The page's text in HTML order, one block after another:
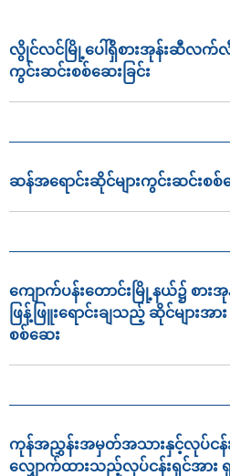
လွိုင်လင်မြို့ပေါ်ရှိစားအုန်းဆီလက်လီ
ကွင်းဆင်းစစ်ဆေးခြင်း
ဆန်အရောင်းဆိုင်များကွင်းဆင်းစစ်ဆ
ကျောက်ပန်းတောင်းမြို့နယ်၌ စ
ဖြန့်ဖြူးရောင်းချသည့် ဆိုင်များအ
စစ်ဆေး
ကုန်အညွှန်းအမှတ်အသားနှင့်လုပ်ငန်
လျှောက်ထားသည့်လုပ်ငန်းရှင်အား ရှ